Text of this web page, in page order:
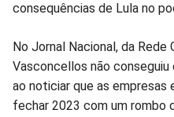
consequências de Lula no
No Jornal Nacional, da
Vasconcellos não
ao noticiar que as
fechar 2023 com um rombo